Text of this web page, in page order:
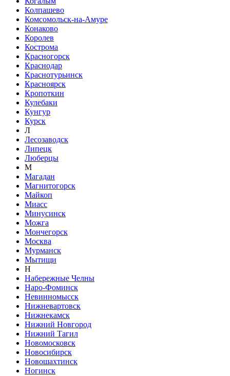
Колпашево
Комсомольск-на-Амуре
Конаково
Королев
Кострома
Красногорск
Краснодар
Краснотурьинск
Красноярск
Кропоткин
Кулебаки
Кунгур
Курск
Л
Лесозаводск
Липецк
Люберцы
М
Магадан
Магнитогорск
Майкоп
Миасс
Минусинск
Можга
Мончегорск
Москва
Мурманск
Мытищи
Н
Набережные Челны
Наро-Фоминск
Невинномысск
Нижневартовск
Нижнекамск
Нижний Новгород
Нижний Тагил
Новомосковск
Новосибирск
Новошахтинск
Ногинск